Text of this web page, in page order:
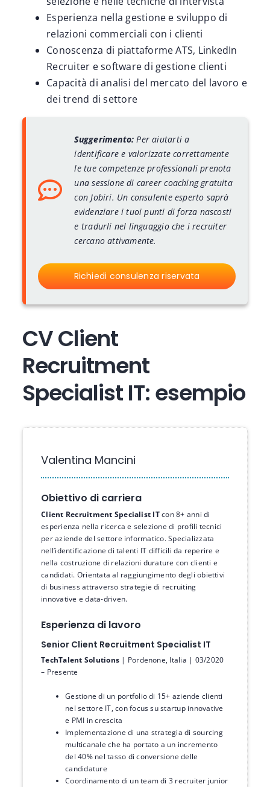
Esperienza nella gestione e sviluppo di
relazioni commerciali con i clienti
Conoscenza di piattaforme ATS, LinkedIn
Recruiter e software di gestione clienti
Capacità di analisi del mercato del lavoro e
dei trend di settore
Suggerimento: Per aiutarti a
identificare e valorizzate correttamente
le tue competenze professionali prenota
una sessione di career coaching gratuita
con Jobiri. Un consulente esperto saprà
evidenziare i tuoi punti di forza nascosti
e tradurli nel linguaggio che i recruiter
cercano attivamente.
Richiedi consulenza riservata
CV Client
Recruitment
Specialist IT: esempio
Valentina Mancini
Obiettivo di carriera
Client Recruitment Specialist ITcon 8+ anni di
esperienza nella ricerca e selezione di profili tecnici
per aziende del settore informatico. Specializzata
nell’identificazione di talenti IT difficili da reperire e
nella costruzione di relazioni durature con clienti e
candidati. Orientata al raggiungimento degli obiettivi
di business attraverso strategie di recruiting
innovative e data-driven.
Esperienza di lavoro
Senior Client Recruitment Specialist IT
TechTalent Solutions | Pordenone, Italia | 03/2020
– Presente
Gestione di un portfolio di 15+ aziende clienti
nel settore IT, con focus su startup innovative
e PMI in crescita
Implementazione di una strategia di sourcing
multicanale che ha portato a un incremento
del 40% nel tasso di conversione delle
candidature
Coordinamento di un team di 3 recruiter junior